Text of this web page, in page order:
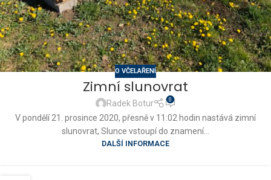
O VČELAŘENÍ
Zimní slunovrat
Radek Botur 0
V pondělí 21. prosince 2020, přesně v 11:02 hodin nastává zimní
slunovrat, Slunce vstoupí do znamení...
DALŠÍ INFORMACE